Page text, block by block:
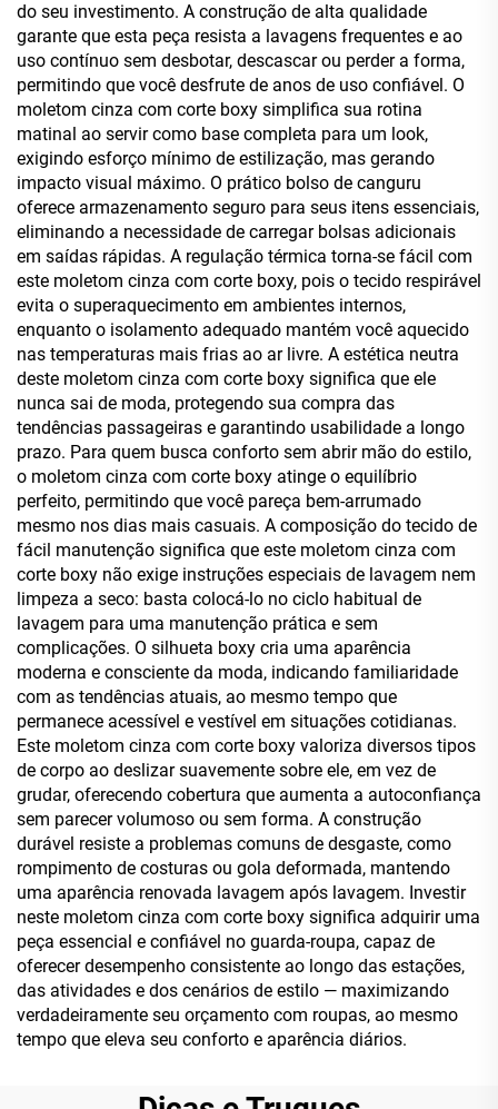
do seu investimento. A construção de alta qualidade
garante que esta peça resista a lavagens frequentes e ao
uso contínuo sem desbotar, descascar ou perder a forma,
permitindo que você desfrute de anos de uso confiável. O
moletom cinza com corte boxy simplifica sua rotina
matinal ao servir como base completa para um look,
exigindo esforço mínimo de estilização, mas gerando
impacto visual máximo. O prático bolso de canguru
oferece armazenamento seguro para seus itens essenciais,
eliminando a necessidade de carregar bolsas adicionais
em saídas rápidas. A regulação térmica torna-se fácil com
este moletom cinza com corte boxy, pois o tecido respirável
evita o superaquecimento em ambientes internos,
enquanto o isolamento adequado mantém você aquecido
nas temperaturas mais frias ao ar livre. A estética neutra
deste moletom cinza com corte boxy significa que ele
nunca sai de moda, protegendo sua compra das
tendências passageiras e garantindo usabilidade a longo
prazo. Para quem busca conforto sem abrir mão do estilo,
o moletom cinza com corte boxy atinge o equilíbrio
perfeito, permitindo que você pareça bem-arrumado
mesmo nos dias mais casuais. A composição do tecido de
fácil manutenção significa que este moletom cinza com
corte boxy não exige instruções especiais de lavagem nem
limpeza a seco: basta colocá-lo no ciclo habitual de
lavagem para uma manutenção prática e sem
complicações. O silhueta boxy cria uma aparência
moderna e consciente da moda, indicando familiaridade
com as tendências atuais, ao mesmo tempo que
permanece acessível e vestível em situações cotidianas.
Este moletom cinza com corte boxy valoriza diversos tipos
de corpo ao deslizar suavemente sobre ele, em vez de
grudar, oferecendo cobertura que aumenta a autoconfiança
sem parecer volumoso ou sem forma. A construção
durável resiste a problemas comuns de desgaste, como
rompimento de costuras ou gola deformada, mantendo
uma aparência renovada lavagem após lavagem. Investir
neste moletom cinza com corte boxy significa adquirir uma
peça essencial e confiável no guarda-roupa, capaz de
oferecer desempenho consistente ao longo das estações,
das atividades e dos cenários de estilo — maximizando
verdadeiramente seu orçamento com roupas, ao mesmo
tempo que eleva seu conforto e aparência diários.